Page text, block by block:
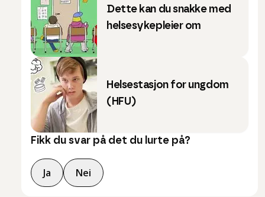
Dette kan du snakke med
helsesykepleier om
Helsestasjon for ungdom
(HFU)
Fikk du svar på det du lurte på?
Ja Nei